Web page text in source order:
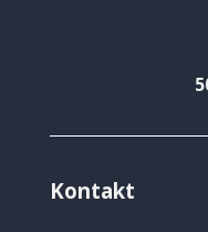
Kontakt